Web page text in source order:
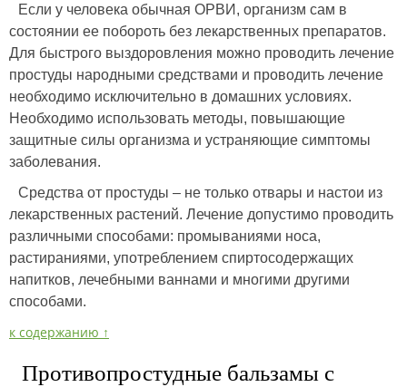
Если у человека обычная ОРВИ, организм сам в
состоянии ее побороть без лекарственных препаратов.
Для быстрого выздоровления можно проводить лечение
простуды народными средствами и проводить лечение
необходимо исключительно в домашних условиях.
Необходимо использовать методы, повышающие
защитные силы организма и устраняющие симптомы
заболевания.
Средства от простуды – не только отвары и настои из
лекарственных растений. Лечение допустимо проводить
различными способами: промываниями носа,
растираниями, употреблением спиртосодержащих
напитков, лечебными ваннами и многими другими
способами.
к содержанию ↑
Противопростудные бальзамы с